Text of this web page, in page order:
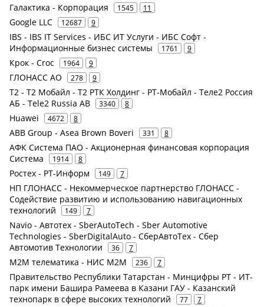
Галактика - Корпорация 1545 11
Google LLC 12687 9
IBS - IBS IT Services - ИБС ИТ Услуги - ИБС Софт -
Информационные бизнес системы
1761 9
Крок - Croc 1964 9
ГЛОНАСС АО 278 9
Т2 - Т2 Мобайл - Т2 РТК Холдинг - РТ-Мобайл - Теле2 Россия
АБ - Tele2 Russia AB
3340 8
Huawei 4672 8
ABB Group - Asea Brown Boveri 331 8
АФК Система ПАО - Акционерная финансовая корпорация
Система
1914 8
Ростех - РТ-Информ 149 7
НП ГЛОНАСС - Некоммерческое партнерство ГЛОНАСС -
Содействие развитию и использованию навигационных
технологий
149 7
Navio - Автотех - SberAutoTech - Sber Automotive
Technologies - SberDigitalAuto - СберАвтоТех - Сбер
Автомотив Технологии
36 7
М2М телематика - НИС М2М 236 7
Правительство Республики Татарстан - Минцифры РТ - ИТ-
парк имени Башира Рамеева в Казани ГАУ - Казанский
технопарк в сфере высоких технологий
77 7